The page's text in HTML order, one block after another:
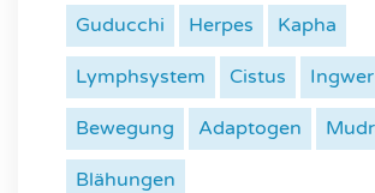
Guducchi Herpes Kapha
Lymphsystem Cistus Ingwer
Bewegung Adaptogen
Blähungen